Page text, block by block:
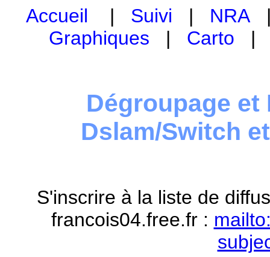
Accueil | Suivi | NRA
Graphiques | Carto
Dégroupage et
Dslam/Switch
S'inscrire à la liste de
francois04.free.fr :